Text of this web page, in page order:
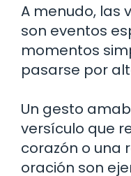
A menudo, las
son eventos
momentos
pasarse por
Un gesto
versículo que
corazón o una
oración son